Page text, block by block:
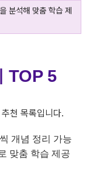
분석해 맞춤 학습 제
TOP 5
천 목록입니다.
개념 정리 가능
맞춤 학습 제공